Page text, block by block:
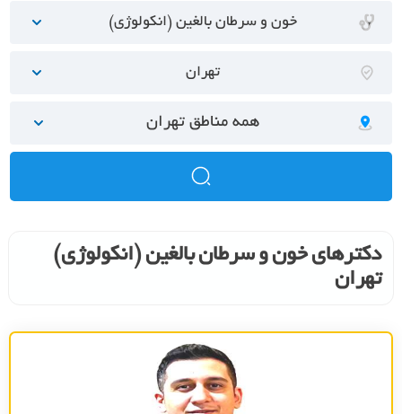
خون و سرطان بالغین (انکولوژی)
تهران
همه مناطق تهران
دکترهای خون و سرطان بالغین (انکولوژی)
تهران